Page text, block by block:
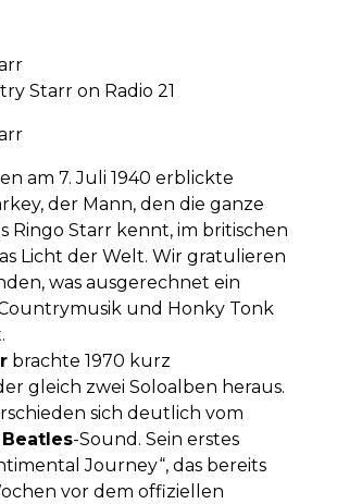
Starr on Radio 21
am 7. Juli 1940 erblickte
der Mann, den die ganze
Ringo Starr kennt, im britischen
Licht der Welt. Wir gratulieren
was ausgerechnet ein
und Honky Tonk
brachte 1970 kurz
gleich zwei Soloalben heraus.
sich deutlich vom
Beatles-Sound. Sein erstes
Journey“, das bereits
vor dem offiziellen